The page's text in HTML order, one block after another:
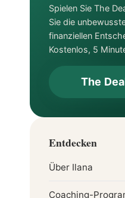
Spielen Sie The
Sie die
finanziellen
Kostenlos, 5
The
Entdecken
Über Ilana
Coaching-